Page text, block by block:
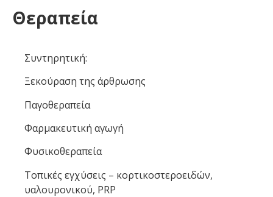
Θεραπεία
Συντηρητική:
Ξεκούραση της άρθρωσης
Παγοθεραπεία
Φαρμακευτική αγωγή
Φυσικοθεραπεία
Τοπικές εγχύσεις – κορτικοστεροειδών,
υαλουρονικού, PRP